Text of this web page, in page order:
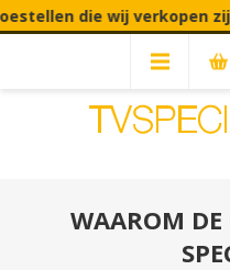
die wij verkopen zijn
WAAROM DE